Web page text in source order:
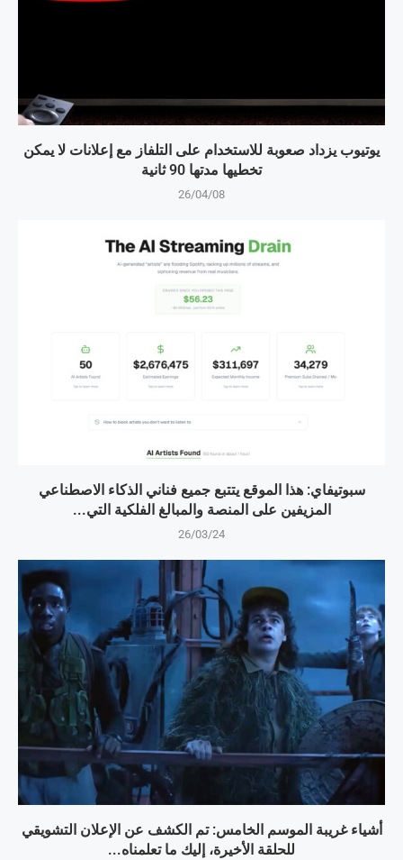
يوتيوب يزداد صعوبة للاستخدام على التلفاز مع إعلانات لا يمكن
تخطيها مدتها 90 ثانية
26/04/08
سبوتيفاي: هذا الموقع يتتبع جميع فناني الذكاء الاصطناعي
المزيفين على المنصة والمبالغ الفلكية التي...
26/03/24
أشياء غريبة الموسم الخامس: تم الكشف عن الإعلان التشويقي
للحلقة الأخيرة، إليك ما تعلمناه...